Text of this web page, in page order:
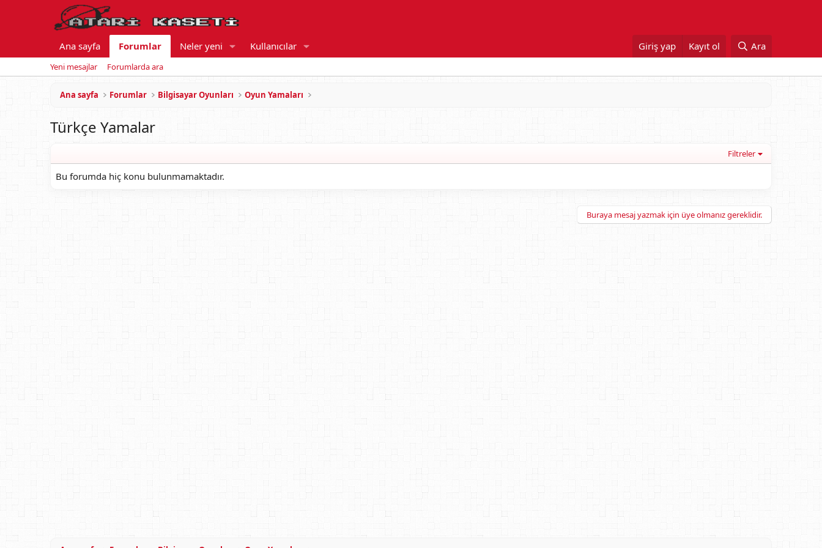
Ana sayfa Forumlar Neler yeni Kullanıcılar Giriş yap Kayıt ol Ara
Yeni mesajlar Forumlarda ara
Ana sayfa Forumlar Bilgisayar Oyunları Oyun Yamaları
Türkçe Yamalar
Filtreler
Bu forumda hiç konu bulunmamaktadır.
Buraya mesaj yazmak için üye olmanız gereklidir.